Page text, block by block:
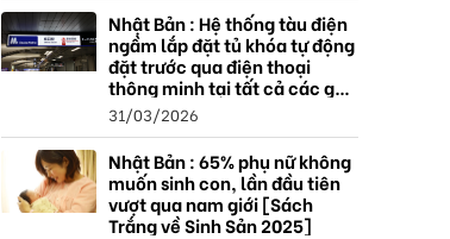
Nhật Bản : Hệ thống tàu điện
ngầm lắp đặt tủ khóa tự động
đặt trước qua điện thoại
thông minh tại tất cả các ga ,
mở rộng mạng lưới do nhu
cầu tăng.
31/03/2026
Nhật Bản : 65% phụ nữ không
muốn sinh con, lần đầu tiên
vượt qua nam giới [Sách
Trắng về Sinh Sản 2025]